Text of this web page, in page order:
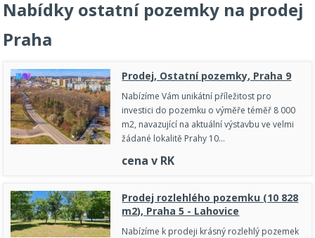
Nabídky ostatní pozemky na prodej
Praha
Prodej, Ostatní pozemky, Praha 9
Nabízíme Vám unikátní příležitost pro
investici do pozemku o výměře téměř 8 000
m2, navazující na aktuální výstavbu ve velmi
žádané lokalitě Prahy 10…
cena v RK
Prodej rozlehlého pozemku (10 828
m2), Praha 5 - Lahovice
Nabízíme k prodeji krásný rozlehlý pozemek